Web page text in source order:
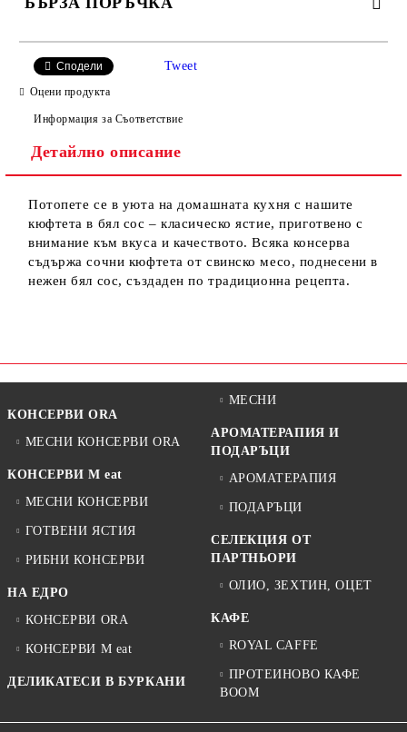
Ние ще се свържем с вас в рамките на работния ден.
Сподели Tweet
Оцени продукта
Информация за Съответствие
Детайлно описание
Потопете се в уюта на домашната кухня с нашите
кюфтета в бял сос – класическо ястие, приготвено с
внимание към вкуса и качеството. Всяка консерва
съдържа сочни кюфтета от свинско месо, поднесени в
нежен бял сос, създаден по традиционна рецепта.
КОНСЕРВИ ORA
МЕСНИ КОНСЕРВИ ORA
КОНСЕРВИ M eat
МЕСНИ КОНСЕРВИ
ГОТВЕНИ ЯСТИЯ
РИБНИ КОНСЕРВИ
НА ЕДРО
КОНСЕРВИ ORA
КОНСЕРВИ M eat
ДЕЛИКАТЕСИ В БУРКАНИ
МЕСНИ
АРОМАТЕРАПИЯ И
ПОДАРЪЦИ
АРОМАТЕРАПИЯ
ПОДАРЪЦИ
СЕЛЕКЦИЯ ОТ
ПАРТНЬОРИ
ОЛИО, ЗЕХТИН, ОЦЕТ
КАФЕ
ROYAL CAFFE
ПРОТЕИНОВО КАФЕ
BOOM